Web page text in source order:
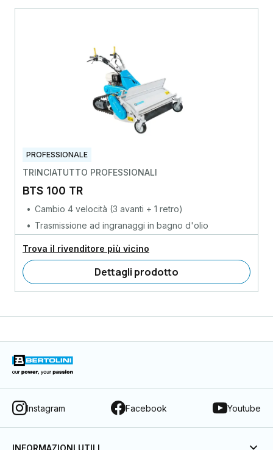
PROFESSIONALE
TRINCIATUTTO PROFESSIONALI
BTS 100 TR
Cambio 4 velocità (3 avanti + 1 retro)
Trasmissione ad ingranaggi in bagno d'olio
Trova il rivenditore più vicino
Dettagli prodotto
Instagram Facebook Youtube
INFORMAZIONI UTILI